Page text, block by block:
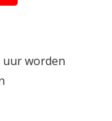
uur worden